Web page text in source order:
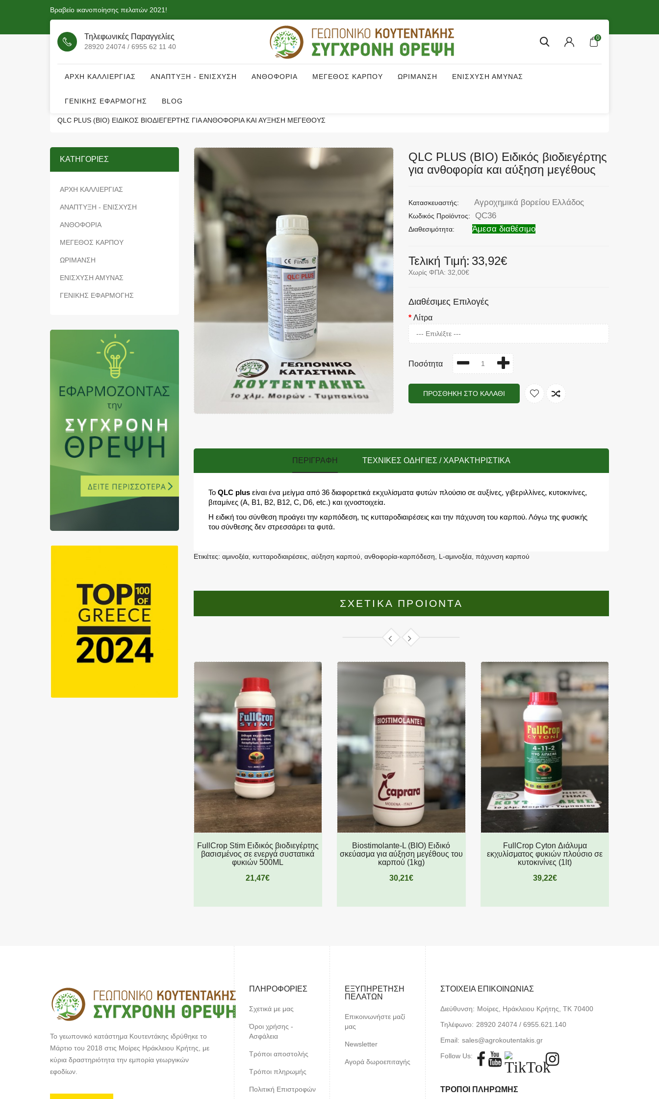
Βραβείο ικανοποίησης πελατών 2021!
Τηλεφωνικές Παραγγελίες
28920 24074 / 6955 62 11 40
0
ΑΡΧΗ ΚΑΛΛΙΕΡΓΙΑΣ ΑΝΑΠΤΥΞΗ - ΕΝΙΣΧΥΣΗ ΑΝΘΟΦΟΡΙΑ ΜΕΓΕΘΟΣ ΚΑΡΠΟΥ ΩΡΙΜΑΝΣΗ ΕΝΙΣΧΥΣΗ ΑΜΥΝΑΣ
ΓΕΝΙΚΗΣ ΕΦΑΡΜΟΓΗΣ BLOG
QLC PLUS (BIO) ΕΙΔΙΚΌΣ ΒΙΟΔΙΕΓΈΡΤΗΣ ΓΙΑ ΑΝΘΟΦΟΡΊΑ ΚΑΙ ΑΎΞΗΣΗ ΜΕΓΈΘΟΥΣ
ΚΑΤΗΓΟΡΊΕΣ
ΑΡΧΗ ΚΑΛΛΙΕΡΓΙΑΣ
ΑΝΑΠΤΥΞΗ - ΕΝΙΣΧΥΣΗ
ΑΝΘΟΦΟΡΙΑ
ΜΕΓΕΘΟΣ ΚΑΡΠΟΥ
ΩΡΙΜΑΝΣΗ
ΕΝΙΣΧΥΣΗ ΑΜΥΝΑΣ
ΓΕΝΙΚΗΣ ΕΦΑΡΜΟΓΗΣ
QLC PLUS (BIO) Ειδικός βιοδιεγέρτης
για ανθοφορία και αύξηση μεγέθους
Κατασκευαστής: Αγροχημικά βορείου Ελλάδος
Κωδικός Προϊόντος: QC36
Διαθεσιμότητα: Άμεσα διαθέσιμο
Τελική Τιμή: 33,92€
Χωρίς ΦΠΑ: 32,00€
Διαθέσιμες Επιλογές
Λίτρα
Ποσότητα
ΠΡΟΣΘΉΚΗ ΣΤΟ ΚΑΛΆΘΙ
ΠΕΡΙΓΡΑΦΉ TΕΧΝΙΚΈΣ ΟΔΗΓΊΕΣ / ΧΑΡΑΚΤΗΡΙΣΤΙΚΆ
Το QLC plus είναι ένα μείγμα από 36 διαφορετικά εκχυλίσματα φυτών πλούσιο σε αυξίνες, γιβεριλλίνες, κυτοκινίνες,
βιταμίνες (A, B1, B2, B12, C, D6, etc.) και ιχνοστοιχεία.
Η ειδική του σύνθεση προάγει την καρπόδεση, τις κυτταροδιαιρέσεις και την πάχυνση του καρπού. Λόγω της φυσικής
του σύνθεσης δεν στρεσσάρει τα φυτά.
Ετικέτες: αμινοξέα, κυτταροδιαιρέσεις, αύξηση καρπού, ανθοφορία-καρπόδεση, L-αμινοξέα, πάχυνση καρπού
ΣΧΕΤΙΚΑ ΠΡΟΙΟΝΤΑ
FullCrop Stim Ειδικός βιοδιεγέρτης
βασισμένος σε ενεργά συστατικά
φυκιών 500ML
21,47€
Biostimolante-L (BIO) Ειδικό
σκεύασμα για αύξηση μεγέθους του
καρπού (1kg)
30,21€
FullCrop Cyton Διάλυμα
εκχυλίσματος φυκιών πλούσιο σε
κυτοκινίνες (1lt)
39,22€
Το γεωπονικό κατάστημα Κουτεντάκης ιδρύθηκε το
Μάρτιο του 2018 στις Μοίρες Ηράκλειου Κρήτης, με
κύρια δραστηριότητα την εμπορία γεωργικών
εφοδίων.
ΠΛΗΡΟΦΟΡΊΕΣ
Σχετικά με μας
Όροι χρήσης -
Ασφάλεια
Τρόποι αποστολής
Τρόποι πληρωμής
Πολιτική Επιστροφών
ΕΞΥΠΗΡΈΤΗΣΗ
ΠΕΛΑΤΏΝ
Επικοινωνήστε μαζί
μας
Newsletter
Αγορά δωροεπιταγής
ΣΤΟΙΧΕΙΑ ΕΠΙΚΟΙΝΩΝΙΑΣ
Διεύθυνση: Μοίρες, Ηράκλειου Κρήτης, TK 70400
Τηλέφωνο: 28920 24074 / 6955.621.140
Email: sales@agrokoutentakis.gr
Follow Us:
ΤΡΟΠΟΙ ΠΛΗΡΩΜΗΣ